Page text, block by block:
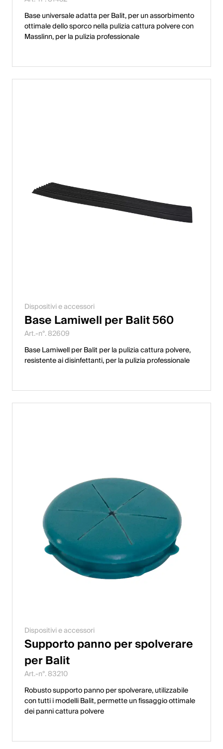
Base universale adatta per Balit, per un assorbimento
ottimale dello sporco nella pulizia cattura polvere con
Masslinn, per la pulizia professionale
Dispositivi e accessori
Base Lamiwell per Balit 560
Art.-n°. 82609
Base Lamiwell per Balit per la pulizia cattura polvere,
resistente ai disinfettanti, per la pulizia professionale
Dispositivi e accessori
Supporto panno per spolverare
per Balit
Art.-n°. 83210
Robusto supporto panno per spolverare, utilizzabile
con tutti i modelli Balit, permette un fissaggio ottimale
dei panni cattura polvere